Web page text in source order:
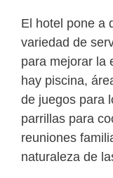
El hotel pone a
variedad de
para mejorar la
hay piscina,
de juegos para
parrillas para
reuniones
naturaleza de